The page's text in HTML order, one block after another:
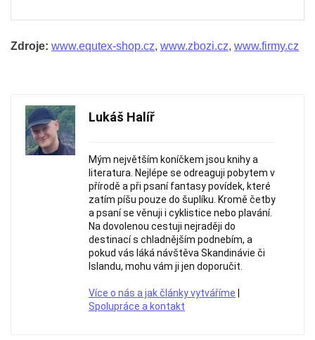
Zdroje: www.equtex-shop.cz, www.zbozi.cz, www.firmy.cz
Lukáš Halíř
Mým největším koníčkem jsou knihy a
literatura. Nejlépe se odreaguji pobytem v
přírodě a při psaní fantasy povídek, které
zatím píšu pouze do šuplíku. Kromě četby
a psaní se věnuji i cyklistice nebo plavání.
Na dovolenou cestuji nejraději do
destinací s chladnějším podnebím, a
pokud vás láká návštěva Skandinávie či
Islandu, mohu vám ji jen doporučit.
Více o nás a jak články vytváříme
Spolupráce a kontakt